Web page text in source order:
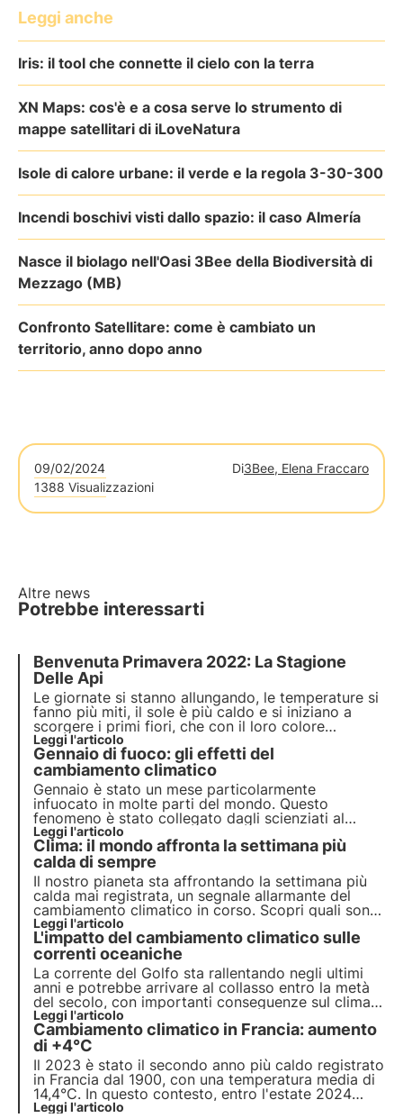
Leggi anche
Iris: il tool che connette il cielo con la terra
XN Maps: cos'è e a cosa serve lo strumento di
mappe satellitari di iLoveNatura
Isole di calore urbane: il verde e la regola 3-30-300
Incendi boschivi visti dallo spazio: il caso Almería
Nasce il biolago nell'Oasi 3Bee della Biodiversità di
Mezzago (MB)
Confronto Satellitare: come è cambiato un
territorio, anno dopo anno
09/02/2024 Di3Bee, Elena Fraccaro
1388 Visualizzazioni
Altre news
Potrebbe interessarti
Benvenuta Primavera 2022: La Stagione
Delle Api
Le giornate si stanno allungando, le temperature si
fanno più miti, il sole è più caldo e si iniziano a
scorgere i primi fiori, che con il loro colore
sgargiante squarciano il grigiore invernale. La
primavera è ormai alle porte: quest’anno la
saluteremo ufficialmente il 20 marzo!
Leggi l'articolo
Gennaio di fuoco: gli effetti del
cambiamento climatico
Gennaio è stato un mese particolarmente
infuocato in molte parti del mondo. Questo
fenomeno è stato collegato dagli scienziati al
cambiamento climatico. Molte aree del mondo
stanno affrontando incendi, siccità e alluvioni più
frequenti e intensi, mettendo a rischio ecosistemi e
impollinatori.
Leggi l'articolo
Clima: il mondo affronta la settimana più
calda di sempre
Il nostro pianeta sta affrontando la settimana più
calda mai registrata, un segnale allarmante del
cambiamento climatico in corso. Scopri quali sono
le conseguenze sulla biodiversità e quali misure
dobbiamo adottare per preservarla di fronte al
cambiamento climatico.
Leggi l'articolo
L'impatto del cambiamento climatico sulle
correnti oceaniche
La corrente del Golfo sta rallentando negli ultimi
anni e potrebbe arrivare al collasso entro la metà
del secolo, con importanti conseguenze sul clima
di tutto il mondo: saranno coinvolte le
precipitazioni, i venti e le temperature.
Leggi l'articolo
Cambiamento climatico in Francia: aumento
di +4°C
Il 2023 è stato il secondo anno più caldo registrato
in Francia dal 1900, con una temperatura media di
14,4°C. In questo contesto, entro l'estate 2024
verrà attivato il “Terzo Piano Nazionale di
Leggi l'articolo